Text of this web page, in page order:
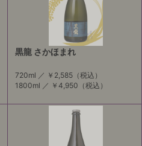
黒龍 さかほまれ
720ml ／ ￥2,585（税込）
1800ml ／ ￥4,950 （税込）